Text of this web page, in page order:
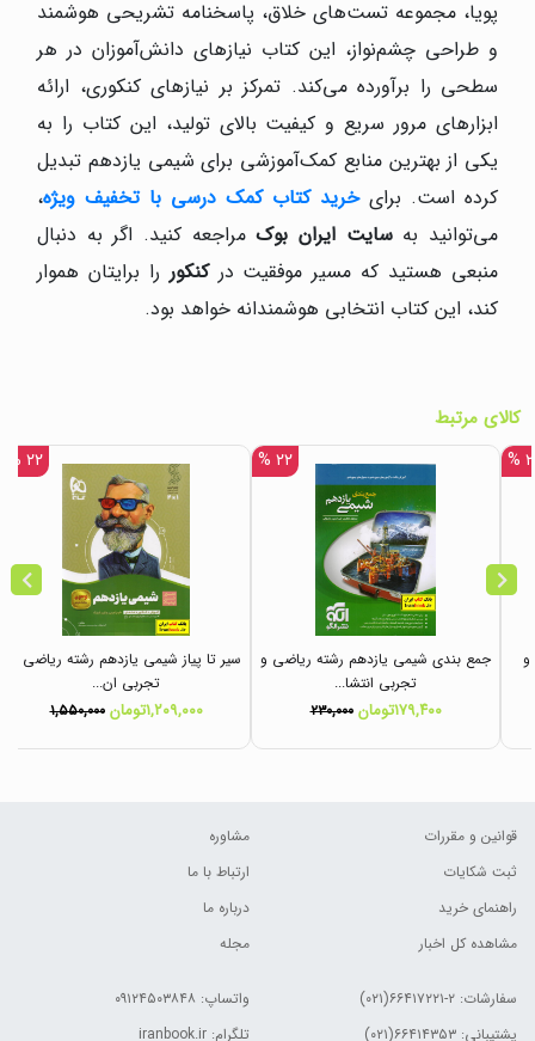
پویا، مجموعه تست‌های خلاق، پاسخنامه تشریحی هوشمند
و طراحی چشم‌نواز، این کتاب نیازهای دانش‌آموزان در هر
سطحی را برآورده می‌کند. تمرکز بر نیازهای کنکوری، ارائه
ابزارهای مرور سریع و کیفیت بالای تولید، این کتاب را به
یکی از بهترین منابع کمک‌آموزشی برای شیمی یازدهم تبدیل
کرده است. برایخرید کتاب کمک درسی با تخفیف ویژه،
می‌توانید بهسایت ایران بوکمراجعه کنید. اگر به دنبال
منبعی هستید که مسیر موفقیت درکنکور را برایتان هموار
کند، این کتاب انتخابی هوشمندانه خواهد بود.
کالای مرتبط
%
و
۲۲ %
جمع بندی شیمی یازدهم رشته ریاضی و
تجربی انتشا...
۱۷۹,۴۰۰تومان ۲۳۰,۰۰۰
۲۲ %
سیر تا پیاز شیمی یازدهم رشته ریاضی و
تجربی ان...
۱,۲۰۹,۰۰۰تومان ۱,۵۵۰,۰۰۰
قوانین و مقررات
ثبت شکایات
راهنمای خرید
مشاهده کل اخبار
مشاوره
ارتباط با ما
درباره ما
مجله
سفارشات: ۲-۶۶۴۱۷۲۲۱(۰۲۱)
پشتیبانی: ۶۶۴۱۴۳۵۳(۰۲۱)
واتساپ: ۰۹۱۲۴۵۰۳۸۴۸
تلگرام: iranbook.ir